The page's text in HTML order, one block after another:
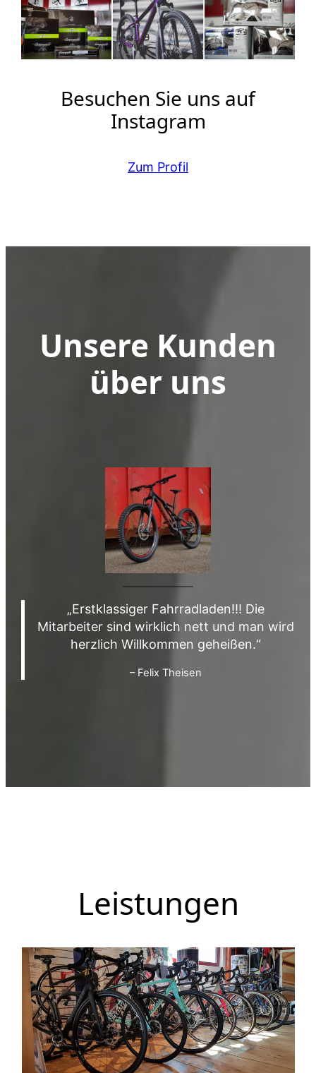
Besuchen Sie uns auf
Instagram
Zum Profil
Unsere Kunden
über uns
„Erstklassiger Fahrradladen!!! Die
Mitarbeiter sind wirklich nett und man wird
herzlich Willkommen geheißen.“
– Felix Theisen
Leistungen